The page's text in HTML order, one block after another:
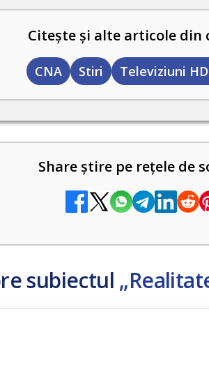
Citește și alte articole din
CNA Stiri Televiziuni
Share știre pe rețele de
subiectul